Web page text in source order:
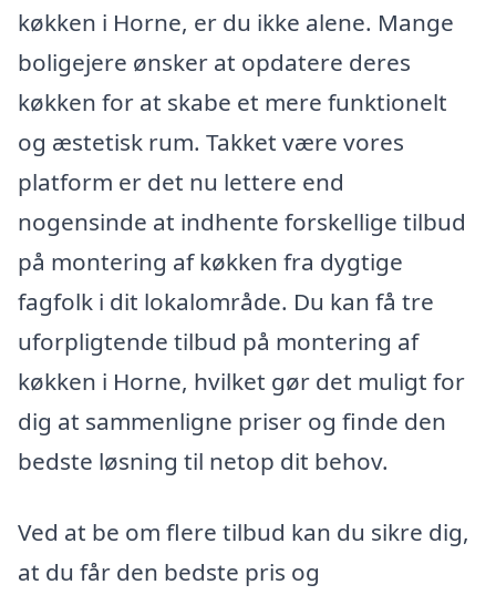
køkken i Horne, er du ikke alene. Mange
boligejere ønsker at opdatere deres
køkken for at skabe et mere funktionelt
og æstetisk rum. Takket være vores
platform er det nu lettere end
nogensinde at indhente forskellige tilbud
på montering af køkken fra dygtige
fagfolk i dit lokalområde. Du kan få tre
uforpligtende tilbud på montering af
køkken i Horne, hvilket gør det muligt for
dig at sammenligne priser og finde den
bedste løsning til netop dit behov.
Ved at be om flere tilbud kan du sikre dig,
at du får den bedste pris og